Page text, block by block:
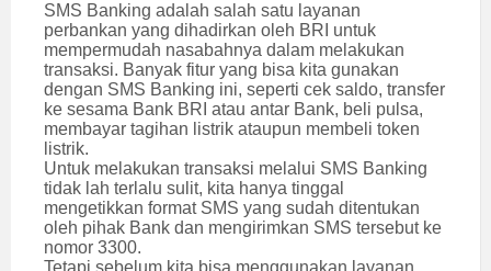
SMS Banking adalah salah satu layanan
perbankan yang dihadirkan oleh BRI untuk
mempermudah nasabahnya dalam melakukan
transaksi. Banyak fitur yang bisa kita gunakan
dengan SMS Banking ini, seperti cek saldo, transfer
ke sesama Bank BRI atau antar Bank, beli pulsa,
membayar tagihan listrik ataupun membeli token
listrik.
Untuk melakukan transaksi melalui SMS Banking
tidak lah terlalu sulit, kita hanya tinggal
mengetikkan format SMS yang sudah ditentukan
oleh pihak Bank dan mengirimkan SMS tersebut ke
nomor 3300.
Tetapi sebelum kita bisa menggunakan layanan